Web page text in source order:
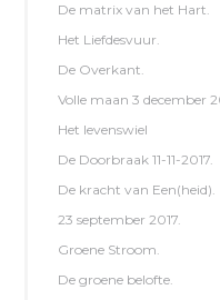
De matrix van het Hart.
Het Liefdesvuur.
De Overkant.
Volle maan 3 december
Het levenswiel
De Doorbraak 11-11-2017.
De kracht van Een(heid).
23 september 2017.
Groene Stroom.
De groene belofte.